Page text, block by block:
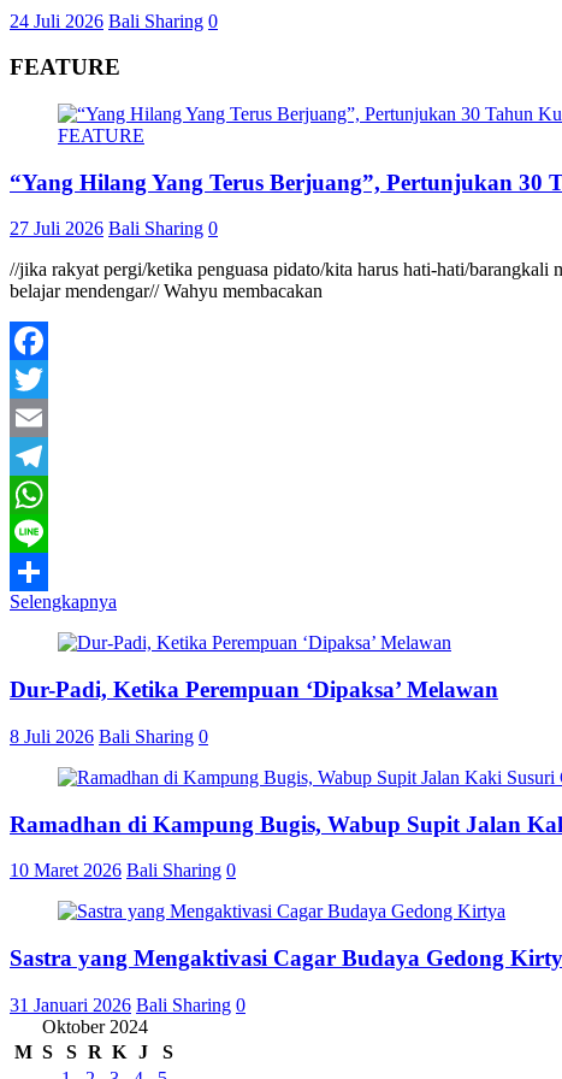
24 Juli 2026 Bali Sharing 0
FEATURE
FEATURE
“Yang Hilang Yang Terus Berjuang”, Pertunjukan 30
27 Juli 2026 Bali Sharing 0
//jika rakyat pergi/ketika penguasa pidato/kita harus hati-hati/barangkali
belajar mendengar// Wahyu membacakan
Facebook
Twitter
Email
Telegram
WhatsApp
Line
Share
Selengkapnya
Dur-Padi, Ketika Perempuan ‘Dipaksa’ Melawan
8 Juli 2026 Bali Sharing 0
Ramadhan di Kampung Bugis, Wabup Supit Jalan
10 Maret 2026 Bali Sharing 0
Sastra yang Mengaktivasi Cagar Budaya Gedong
31 Januari 2026 Bali Sharing 0
Oktober 2024
M S S R K J
S